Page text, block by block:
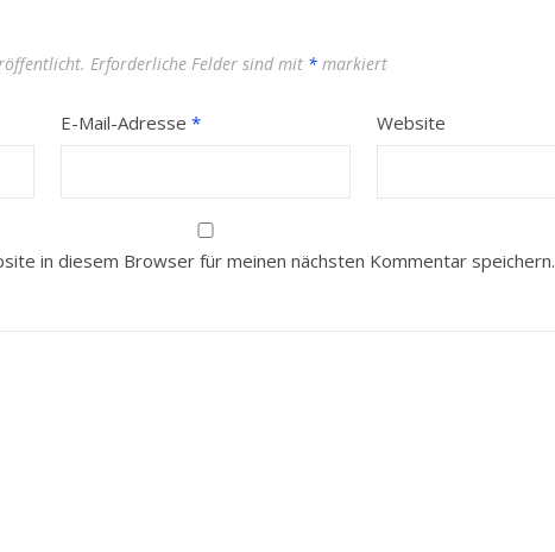
Erforderliche Felder sind mit * markiert
E-Mail-Adresse * Website
in diesem Browser für meinen nächsten Kommentar speichern.